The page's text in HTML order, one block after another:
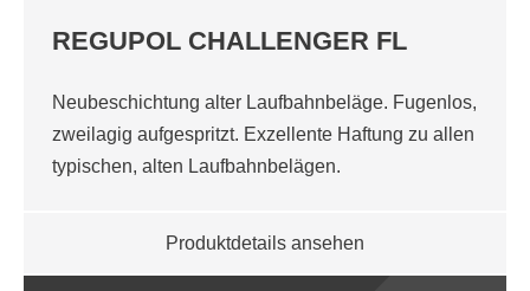
REGUPOL CHALLENGER FL
Neubeschichtung alter Laufbahnbeläge. Fugenlos,
zweilagig aufgespritzt. Exzellente Haftung zu allen
typischen, alten Laufbahnbelägen.
Produktdetails ansehen